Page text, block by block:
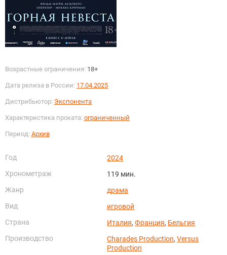
Возрастные ограничения: 18+
Дата релиза в России: 17.04.2025
Дистрибьютор: Экспонента
Характеристика проката: ограниченный
Период: Архив
Год
2024
Хронометраж
119 мин.
Жанр
драма
Вид
игровой
Страна
Италия,Франция, Бельгия
Производство
Charades Production,Versus
Production